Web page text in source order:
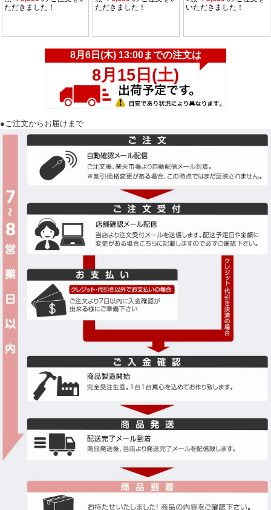
●ご注文からお届けまで